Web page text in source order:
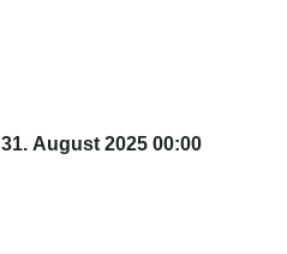
31. August 2025 00:00